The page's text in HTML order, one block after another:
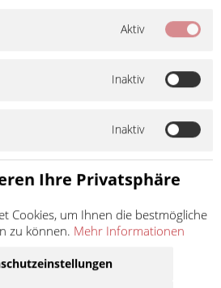
Hersteller:
Moto-Master
für den Einsatz mit unserem
konzipiert. Es ist ein 320 mm
Warenkorb
Aktiv
Inaktiv
Inaktiv
Ihre Privatsphäre
Cookies, um Ihnen die bestmögliche
zu können. Mehr Informationen